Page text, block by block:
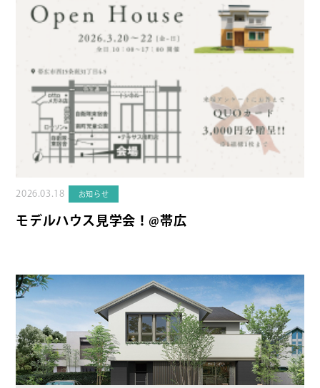
2026.03.18 お知らせ
モデルハウス見学会！@帯広